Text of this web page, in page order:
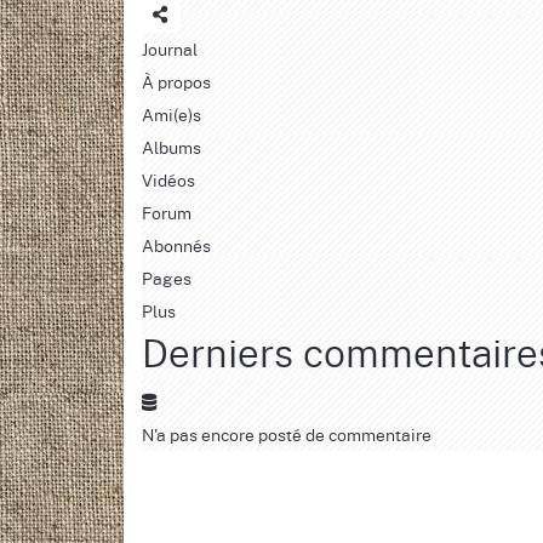
Journal
À propos
Ami(e)s
Albums
Vidéos
Forum
Abonnés
Pages
Plus
Derniers
N'a pas encore posté de commentaire